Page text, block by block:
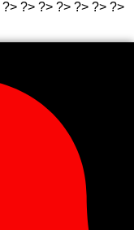
?> ?> ?> ?> ?> ?> ?>